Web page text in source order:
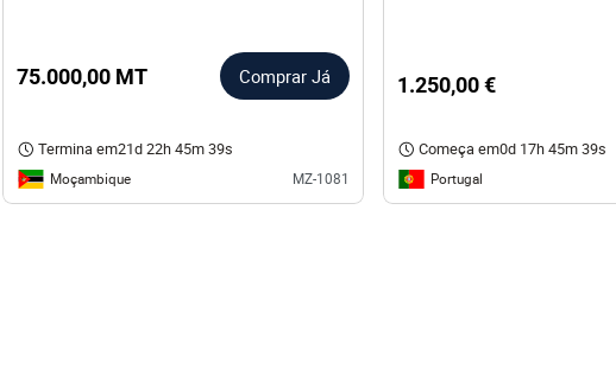
75.000,00 MT Comprar Já
Termina em21d 22h 45m 38s
Moçambique MZ-1081
1.250,00 €
Começa em0d 17h 45m 38s
Portugal